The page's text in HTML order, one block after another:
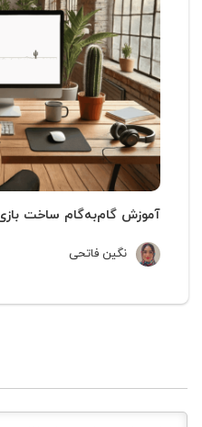
آموزش گام‌به‌گام ساخت
نگین فاتحی